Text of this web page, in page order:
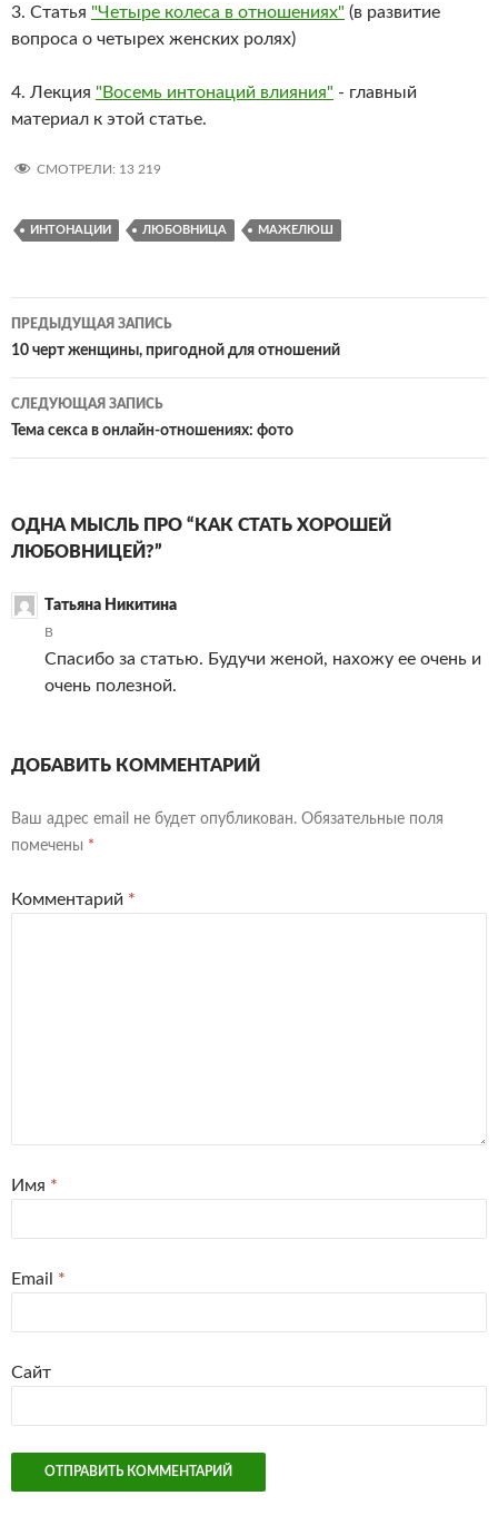
3. Статья "Четыре колеса в отношениях" (в развитие
вопроса о четырех женских ролях)
4. Лекция "Восемь интонаций влияния" - главный
материал к этой статье.
СМОТРЕЛИ: 13 219
ИНТОНАЦИИ ЛЮБОВНИЦА МАЖЕЛЮШ
Навигация
по
записям
ПРЕДЫДУЩАЯ ЗАПИСЬ
10 черт женщины, пригодной для отношений
СЛЕДУЮЩАЯ ЗАПИСЬ
Тема секса в онлайн-отношениях: фото
ОДНА МЫСЛЬ ПРО “КАК СТАТЬ ХОРОШЕЙ
ЛЮБОВНИЦЕЙ?”
Татьяна Никитина
В
Спасибо за статью. Будучи женой, нахожу ее очень и
очень полезной.
ДОБАВИТЬ КОММЕНТАРИЙ
Ваш адрес email не будет опубликован. Обязательные поля
помечены *
Комментарий *
Имя *
Email *
Сайт